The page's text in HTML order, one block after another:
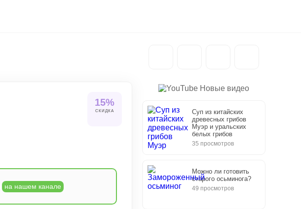
15%
СКИДКА
на нашем канале
Новые видео
Суп из китайских
древесных грибов
Муэр и уральских
белых грибов
35 просмотров
Можно ли готовить
старого осьминога?
49 просмотров